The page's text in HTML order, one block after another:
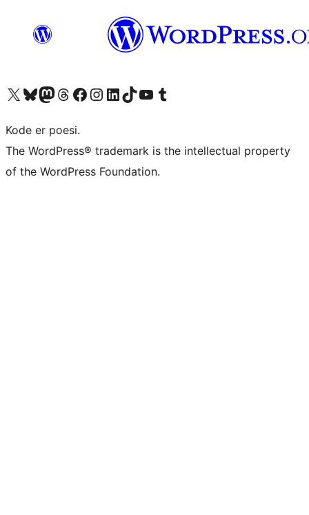
Besøk vår konto på X Visit our Bluesky account
Besøk vår Mastodon-konto
Visit our Threads account
Besøk vår Facebook-sideBesøk vår Instagram-konto
Besøk vår LinkedIn-konto
Visit our TikTok account
Visit our YouTube channel
Visit our Tumblr account
Kode er poesi.
The WordPress® trademark is the intellectual property
of the WordPress Foundation.